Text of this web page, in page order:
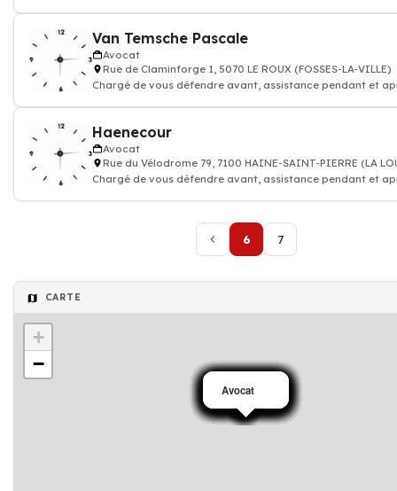
Van Temsche Pascale
Avocat
Rue de Claminforge 1, 5070 LE ROUX (FOSSES-LA-VILLE)
Chargé de vous défendre avant, assistance pendant et
Haenecour
Avocat
Rue du Vélodrome 79, 7100 HAINE-SAINT-PIERRE (LA
Chargé de vous défendre avant, assistance pendant et
6 7
CARTE
Avocat
Avocat
Avocat
Avocat
Avocat
Avocat
Avocat
Avocat
Avocat
Avocat
Avocat
Avocat
Avocat
Avocat
Avocat
Avocat
Avocat
Avocat
Avocat
Avocat
+
−